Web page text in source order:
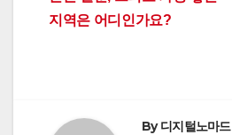
지역은 어디인가요?
By디지털노마드